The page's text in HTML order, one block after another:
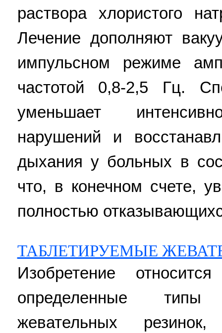
раствора хлористого
Лечение дополняют
импульсном режиме
частотой 0,8-2,5 Гц.
уменьшает
нарушений и
дыхания у больных в
что, в конечном счете,
полностью
ТАБЛЕТИРУЕМЫЕ
Изобретение
определенные
жевательных